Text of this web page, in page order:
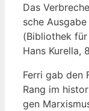
Das
sche
(Biblio­thek
Hans Kurel­la,
Fer­ri gab den
Rang im
gen